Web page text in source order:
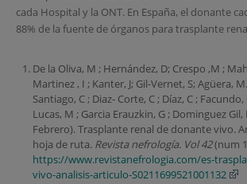
cada Hospital y la ONT. En España, el donante
88% de la fuente de órganos para trasplante
De la Oliva, M ; Hernández, D; Crespo ,M ;
Martinez , I ; Kanter, J; Gil-Vernet, S; Agüera,
Santiago, C ; Diaz- Corte, C ; Díaz, C ;
Lucas, M ; Garcia Erauzkin, G ; Dominguez Gil,
Febrero). Trasplante renal de donante vivo.
hoja de ruta. Revista nefrología. Vol 42(num
https://www.revistanefrologia.com/es-
vivo-analisis-articulo-S0211699521001132